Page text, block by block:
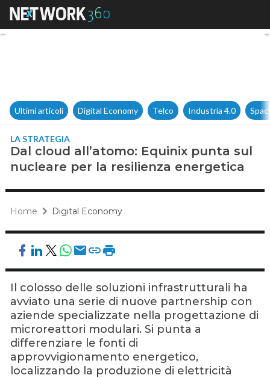
Dal cloud all’atomo: Equinix
Ultimi articoli Digital Economy Telco Industria 4.0
LA STRATEGIA
Dal cloud all’atomo: Equinix punta sul
nucleare per la resilienza energetica
Home Digital Economy
Il colosso delle soluzioni infrastrutturali ha
avviato una serie di nuove partnership con
aziende specializzate nella progettazione di
microreattori modulari. Si punta a
differenziare le fonti di
approvvigionamento energetico,
localizzando la produzione di elettricità